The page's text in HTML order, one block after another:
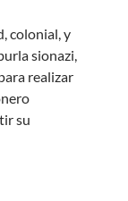
colonial, y
sionazi,
realizar
su